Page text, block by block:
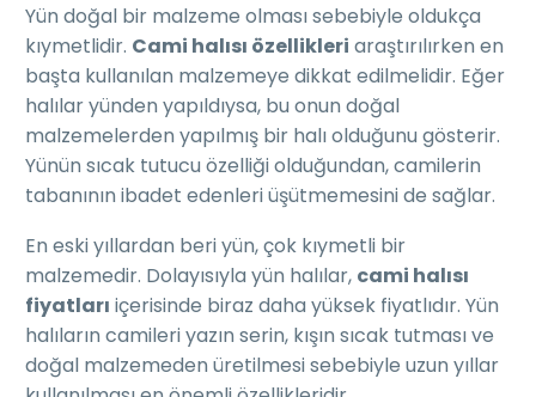
Yün doğal bir malzeme olması sebebiyle oldukça
kıymetlidir. Cami halısı özellikleri araştırılırken en
başta kullanılan malzemeye dikkat edilmelidir. Eğer
halılar yünden yapıldıysa, bu onun doğal
malzemelerden yapılmış bir halı olduğunu gösterir.
Yünün sıcak tutucu özelliği olduğundan, camilerin
tabanının ibadet edenleri üşütmemesini de sağlar.
En eski yıllardan beri yün, çok kıymetli bir
malzemedir. Dolayısıyla yün halılar, cami halısı
fiyatları içerisinde biraz daha yüksek fiyatlıdır. Yün
halıların camileri yazın serin, kışın sıcak tutması ve
doğal malzemeden üretilmesi sebebiyle uzun yıllar